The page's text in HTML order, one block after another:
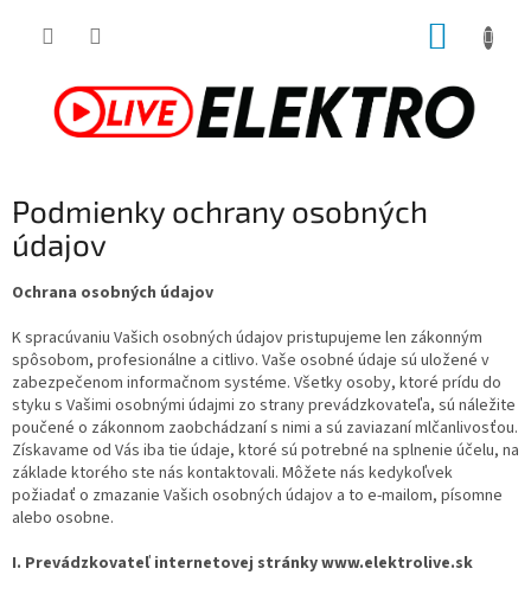
Podmienky ochrany osobných
údajov
Ochrana osobných údajov
K spracúvaniu Vašich osobných údajov pristupujeme len zákonným
spôsobom, profesionálne a citlivo. Vaše osobné údaje sú uložené v
zabezpečenom informačnom systéme. Všetky osoby, ktoré prídu do
styku s Vašimi osobnými údajmi zo strany prevádzkovateľa, sú náležite
poučené o zákonnom zaobchádzaní s nimi a sú zaviazaní mlčanlivosťou.
Získavame od Vás iba tie údaje, ktoré sú potrebné na splnenie účelu, na
základe ktorého ste nás kontaktovali. Môžete nás kedykoľvek
požiadať o zmazanie Vašich osobných údajov a to e-mailom, písomne
alebo osobne.
I. Prevádzkovateľ internetovej stránky www.elektrolive.sk